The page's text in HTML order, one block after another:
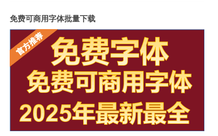
免费可商用字体批量下载